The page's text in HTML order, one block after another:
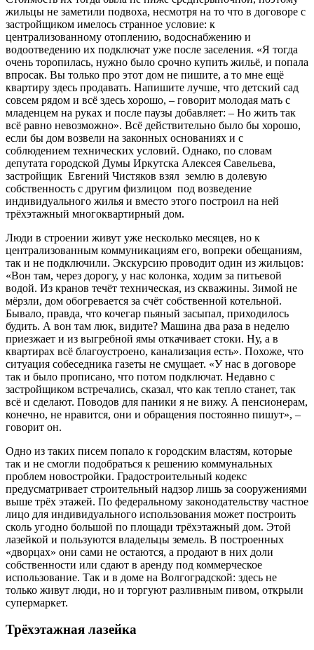
жильцы не заметили подвоха, несмотря на то что в договоре с
застройщиком имелось странное условие: к
централизованному отоплению, водоснабжению и
водоотведению их подключат уже после заселения. «Я тогда
очень торопилась, нужно было срочно купить жильё, и попала
впросак. Вы только про этот дом не пишите, а то мне ещё
квартиру здесь продавать. Напишите лучше, что детский сад
совсем рядом и всё здесь хорошо, – говорит молодая мать с
младенцем на руках и после паузы добавляет: – Но жить так
всё равно невозможно». Всё действительно было бы хорошо,
если бы дом возвели на законных основаниях и с
соблюдением технических условий. Однако, по словам
депутата городской Думы Иркутска Алексея Савельева,
застройщик Евгений Чистяков взял землю в долевую
собственность с другим физлицом под возведение
индивидуального жилья и вместо этого построил на ней
трёхэтажный многоквартирный дом.
Люди в строении живут уже несколько месяцев, но к
централизованным коммуникациям его, вопреки обещаниям,
так и не подключили. Экскурсию проводит один из жильцов:
«Вон там, через дорогу, у нас колонка, ходим за питьевой
водой. Из кранов течёт техническая, из скважины. Зимой не
мёрзли, дом обогревается за счёт собственной котельной.
Бывало, правда, что кочегар пьяный засыпал, приходилось
будить. А вон там люк, видите? Машина два раза в неделю
приезжает и из выгребной ямы откачивает стоки. Ну, а в
квартирах всё благоустроено, канализация есть». Похоже, что
ситуация собеседника газеты не смущает. «У нас в договоре
так и было прописано, что потом подключат. Недавно с
застройщиком встречались, сказал, что как тепло станет, так
всё и сделают. Поводов для паники я не вижу. А пенсионерам,
конечно, не нравится, они и обращения постоянно пишут», –
говорит он.
Одно из таких писем попало к городским властям, которые
так и не смогли подобраться к решению коммунальных
проблем новостройки. Градостроительный кодекс
предусматривает строительный надзор лишь за сооружениями
выше трёх этажей. По федеральному законодательству частное
лицо для индивидуального использования может построить
сколь угодно большой по площади трёхэтажный дом. Этой
лазейкой и пользуются владельцы земель. В построенных
«дворцах» они сами не остаются, а продают в них доли
собственности или сдают в аренду под коммерческое
использование. Так и в доме на Волгоградской: здесь не
только живут люди, но и торгуют разливным пивом, открыли
супермаркет.
Трёхэтажная лазейка